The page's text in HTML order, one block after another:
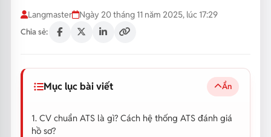
Langmaster Ngày 20 tháng 11 năm 2025, lúc 17:29
Chia sẻ:
Mục lục bài viết Ẩn
1. CV chuẩn ATS là gì? Cách hệ thống ATS đánh giá
hồ sơ?